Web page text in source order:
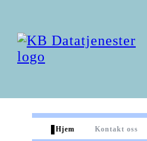
Hjem Kontakt oss